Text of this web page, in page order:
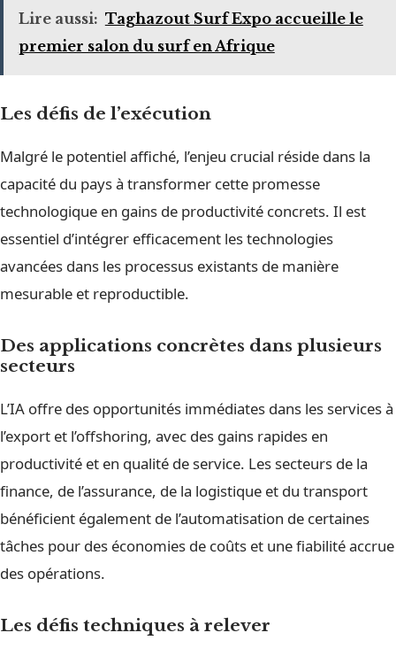
Lire aussi: Taghazout Surf Expo accueille le
premier salon du surf en Afrique
Les défis de l’exécution
Malgré le potentiel affiché, l’enjeu crucial réside dans la
capacité du pays à transformer cette promesse
technologique en gains de productivité concrets. Il est
essentiel d’intégrer efficacement les technologies
avancées dans les processus existants de manière
mesurable et reproductible.
Des applications concrètes dans plusieurs
secteurs
L’IA offre des opportunités immédiates dans les services à
l’export et l’offshoring, avec des gains rapides en
productivité et en qualité de service. Les secteurs de la
finance, de l’assurance, de la logistique et du transport
bénéficient également de l’automatisation de certaines
tâches pour des économies de coûts et une fiabilité accrue
des opérations.
Les défis techniques à relever